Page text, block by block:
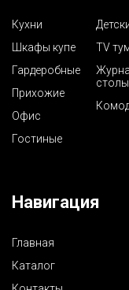
Кухни
Шкафы купе
Гардеробные
Прихожие
Офис
Гостиные
TV
столы
Навигация
Главная
Каталог